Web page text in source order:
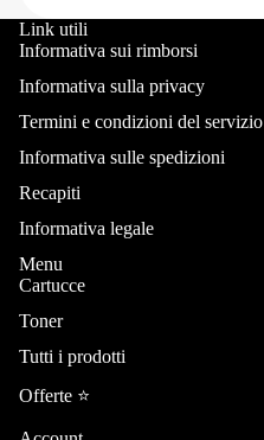
Link utili
Informativa sui rimborsi
Informativa sulla privacy
Termini e condizioni del servizio
Informativa sulle spedizioni
Recapiti
Informativa legale
Menu
Cartucce
Toner
Tutti i prodotti
Offerte ⭐️
Informativa sulla privacy
Termini e condizioni del servizio